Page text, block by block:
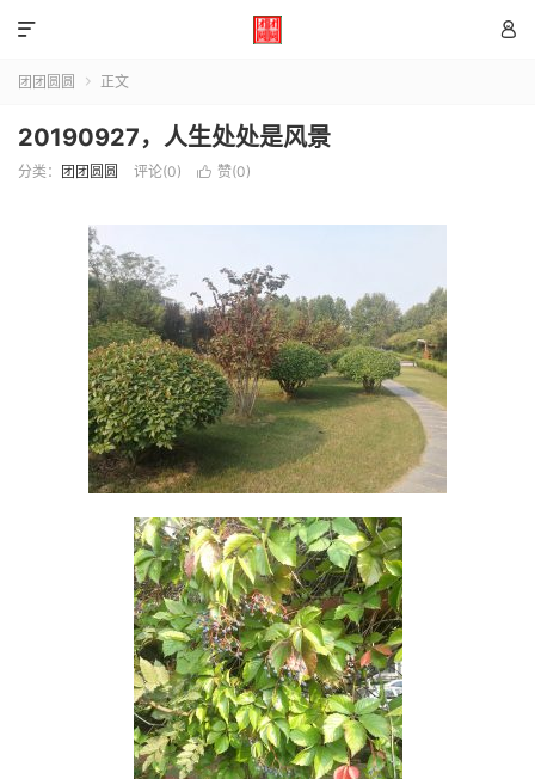


团团圆圆  正文
20190927，人生处处是风景
分类： 团团圆圆 评论(0)  赞(0)